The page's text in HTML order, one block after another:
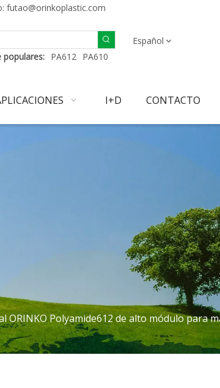
futao@orinkoplastic.com
populares: PA612 PA610
Español
I+D CONTACTO
ORINKO Polyamide612 de alto módulo para